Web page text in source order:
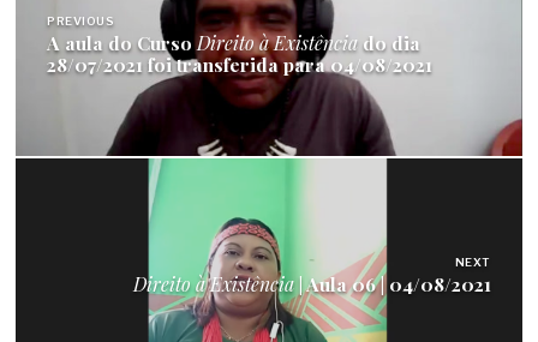
Post
PREVIOUS
A aula do Curso Direito à Existênciado dia
28/07/2021 foi transferida para 04/08/2021
NEXT
Direito à Existência| Aula 06 | 04/08/2021